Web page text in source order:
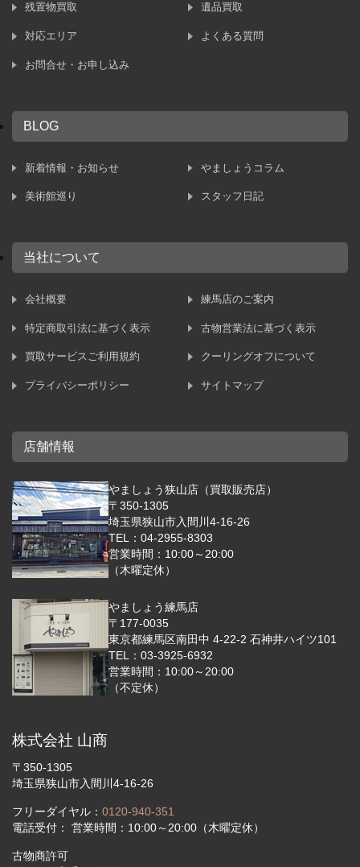
残置物買取 遺品買取
対応エリア よくある質問
お問合せ・お申し込み
BLOG
新着情報・お知らせ やましょうコラム
美術館巡り スタッフ日記
当社について
会社概要 練馬店のご案内
特定商取引法に基づく表示 古物営業法に基づく表示
買取サービスご利用規約 クーリングオフについて
プライバシーポリシー サイトマップ
店舗情報
やましょう狭山店（買取販売店）
〒350-1305
埼玉県狭山市入間川4-16-26
TEL：04-2955-8303
営業時間：10:00～20:00
（木曜定休）
やましょう練馬店
〒177-0035
東京都練馬区南田中 4-22-2 石神井ハイツ101
TEL：03-3925-6932
営業時間：10:00～20:00
（不定休）
株式会社 山商
〒350-1305
埼玉県狭山市入間川4-16-26
フリーダイヤル： 0120-940-351
電話受付： 営業時間：10:00～20:00（木曜定休）
古物商許可